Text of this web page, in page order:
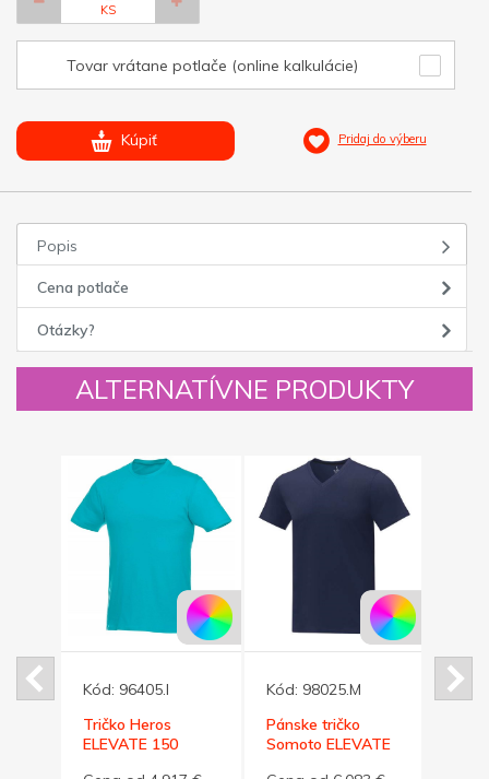
KS
Tovar vrátane potlače (online kalkulácie)
Kúpiť Pridaj do výberu
Popis
Cena potlače
Otázky?
ALTERNATÍVNE PRODUKTY
Kód: 96405.I
Tričko Heros
ELEVATE 150
Kód: 98025.M
Pánske tričko
Somoto ELEVATE
Kód: